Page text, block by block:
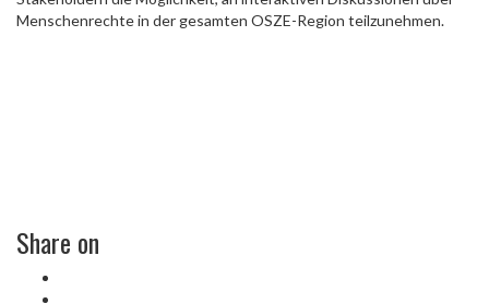
Menschenrechte in der gesamten OSZE-Region teilzunehmen.
Share on